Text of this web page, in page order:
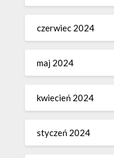
czerwiec 2024
maj 2024
kwiecień 2024
styczeń 2024